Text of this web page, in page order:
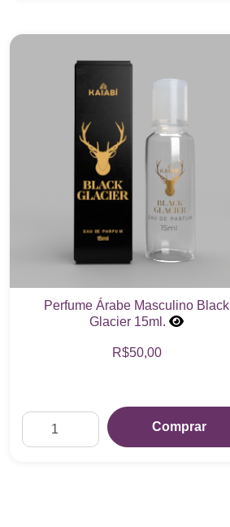
Perfume Árabe Masculino Black
Glacier 15ml.
R$50,00
Comprar